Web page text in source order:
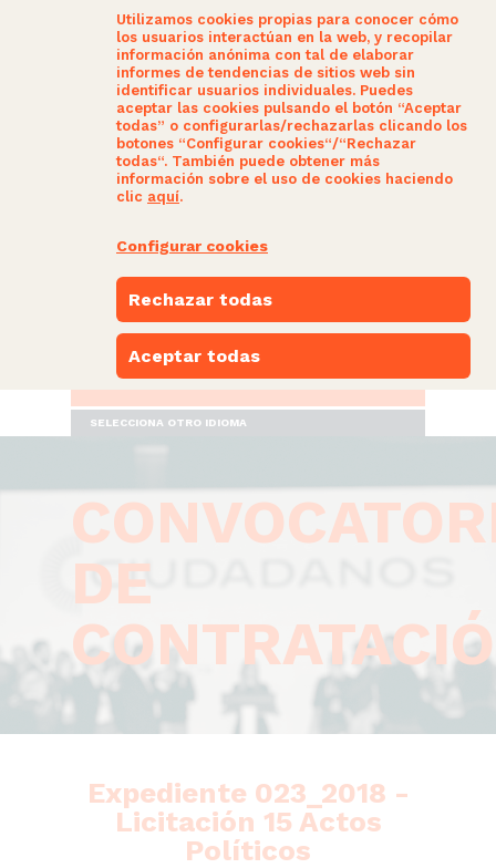
SOM CIUTADANS
ACTUALITAT
PARTICIPA
ESPACIO NARANJA
SELECCIONA OTRO IDIOMA
Utilizamos cookies propias para conocer cómo
los usuarios interactúan en la web, y recopilar
información anónima con tal de elaborar
informes de tendencias de sitios web sin
identificar usuarios individuales. Puedes
aceptar las cookies pulsando el botón “Aceptar
todas” o configurarlas/rechazarlas clicando los
botones “Configurar cookies“/“Rechazar
todas“. También puede obtener más
información sobre el uso de cookies haciendo
clic aquí.
Configurar cookies
Rechazar todas
Aceptar todas
DE
Expediente 023_2018 -
Licitación 15 Actos
Políticos